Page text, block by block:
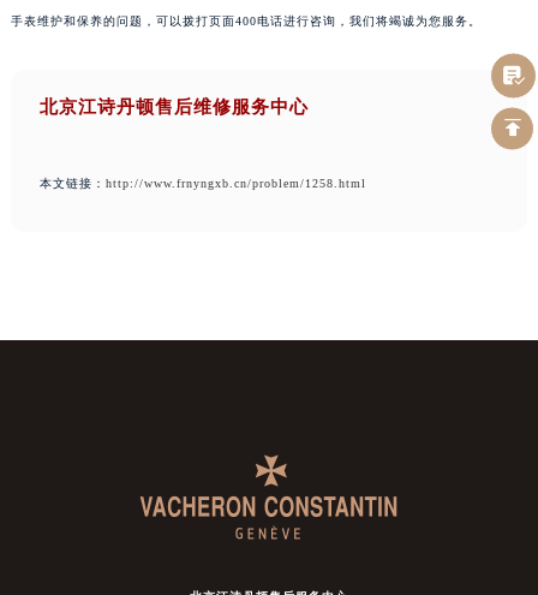
手表维护和保养的问题，可以拨打页面400电话进行咨询，我们将竭诚为您服务。
北京江诗丹顿售后维修服务中心
本文链接： http://www.frnyngxb.cn/problem/1258.html